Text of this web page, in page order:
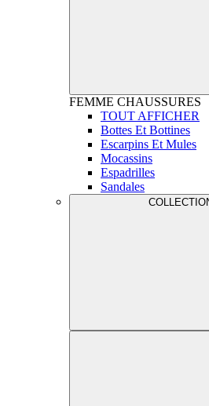
FEMME CHAUSSURES
TOUT AFFICHER
Bottes Et Bottines
Escarpins Et Mules
Mocassins
Espadrilles
Sandales